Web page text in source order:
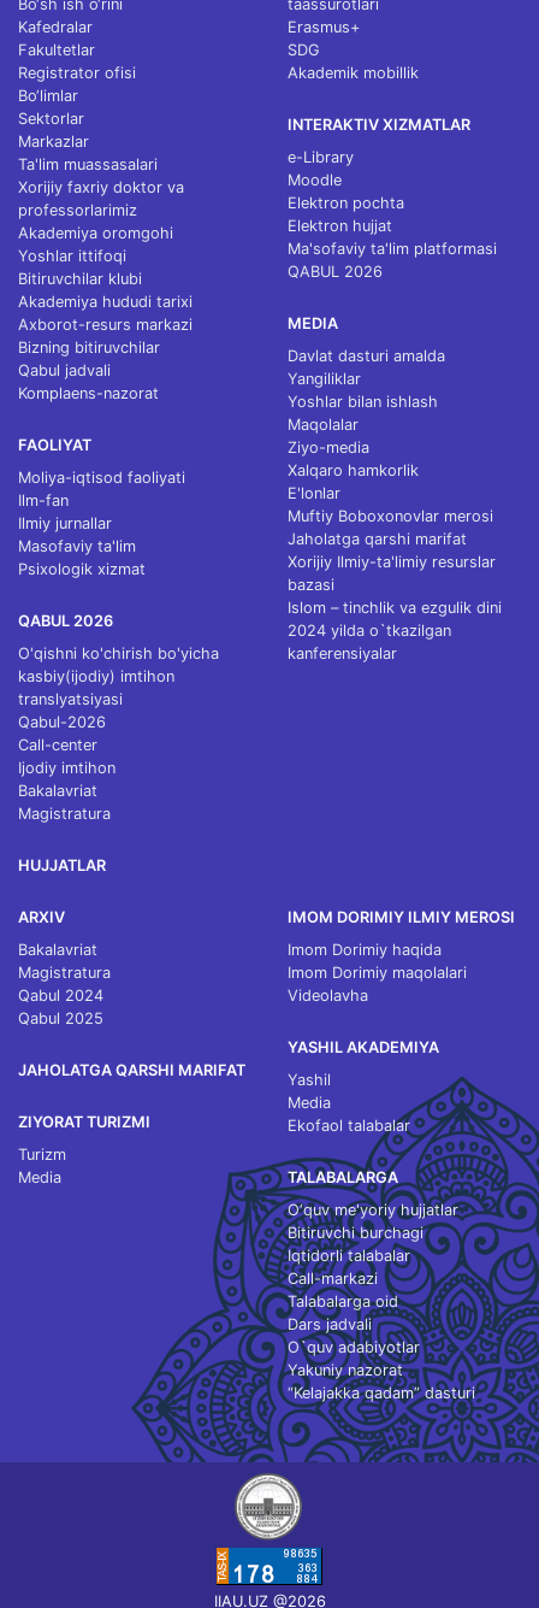
Bo‘sh ish o‘rini
Kafedralar
Fakultetlar
Registrator ofisi
Bo‘limlar
Sektorlar
Markazlar
Ta'lim muassasalari
Xorijiy faxriy doktor va
professorlarimiz
Akademiya oromgohi
Yoshlar ittifoqi
Bitiruvchilar klubi
Akademiya hududi tarixi
Axborot-resurs markazi
Bizning bitiruvchilar
Qabul jadvali
Komplaens-nazorat
FAOLIYAT
Moliya-iqtisod faoliyati
Ilm-fan
Ilmiy jurnallar
Masofaviy ta'lim
Psixologik xizmat
QABUL 2026
O'qishni ko'chirish bo'yicha
kasbiy(ijodiy) imtihon
translyatsiyasi
Qabul-2026
Call-center
Ijodiy imtihon
Bakalavriat
Magistratura
HUJJATLAR
taassurotlari
Erasmus+
SDG
Akademik mobillik
INTERAKTIV XIZMATLAR
e-Library
Moodle
Elektron pochta
Elektron hujjat
Ma'sofaviy ta'lim platformasi
QABUL 2026
MEDIA
Davlat dasturi amalda
Yangiliklar
Yoshlar bilan ishlash
Maqolalar
Ziyo-media
Xalqaro hamkorlik
E'lonlar
Muftiy Boboxonovlar merosi
Jaholatga qarshi marifat
Xorijiy Ilmiy-ta'limiy resurslar
bazasi
Islom – tinchlik va ezgulik dini
2024 yilda o`tkazilgan
kanferensiyalar
ARXIV
Bakalavriat
Magistratura
Qabul 2024
Qabul 2025
JAHOLATGA QARSHI MARIFAT
ZIYORAT TURIZMI
Turizm
Media
IMOM DORIMIY ILMIY MEROSI
Imom Dorimiy haqida
Imom Dorimiy maqolalari
Videolavha
YASHIL AKADEMIYA
Yashil
Media
Ekofaol talabalar
TALABALARGA
O‘quv me'yoriy hujjatlar
Bitiruvchi burchagi
Iqtidorli talabalar
Call-markazi
Talabalarga oid
Dars jadvali
O`quv adabiyotlar
Yakuniy nazorat
“Kelajakka qadam” dasturi
IIAU.UZ @2026